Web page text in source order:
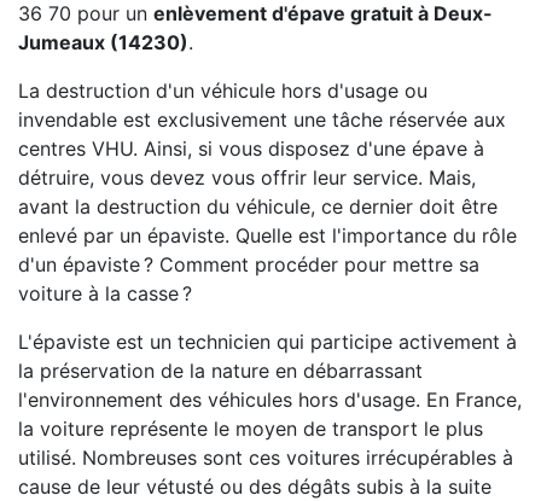
36 70 pour un enlèvement d'épave gratuit à Deux-
Jumeaux (14230).
La destruction d'un véhicule hors d'usage ou
invendable est exclusivement une tâche réservée aux
centres VHU. Ainsi, si vous disposez d'une épave à
détruire, vous devez vous offrir leur service. Mais,
avant la destruction du véhicule, ce dernier doit être
enlevé par un épaviste. Quelle est l'importance du rôle
d'un épaviste ? Comment procéder pour mettre sa
voiture à la casse ?
L'épaviste est un technicien qui participe activement à
la préservation de la nature en débarrassant
l'environnement des véhicules hors d'usage. En France,
la voiture représente le moyen de transport le plus
utilisé. Nombreuses sont ces voitures irrécupérables à
cause de leur vétusté ou des dégâts subis à la suite